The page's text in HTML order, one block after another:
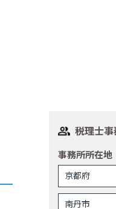
税理士
事務所所在地